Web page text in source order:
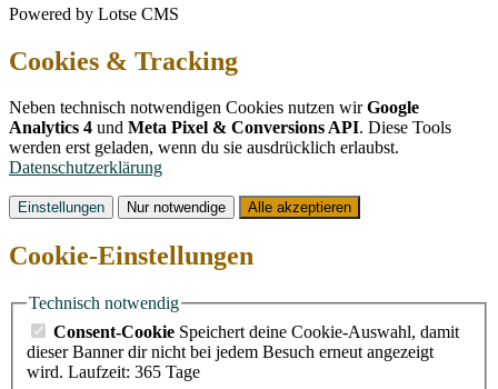
Powered by Lotse CMS
Cookies & Tracking
Neben technisch notwendigen Cookies nutzen wirGoogle
Analytics 4 und Meta Pixel & Conversions API. Diese Tools
werden erst geladen, wenn du sie ausdrücklich erlaubst.
Datenschutzerklärung
Einstellungen Nur notwendige Alle akzeptieren
Cookie-Einstellungen
Technisch notwendig
Consent-Cookie
dieser Banner dir nicht bei jedem Besuch erneut angezeigt
wird. Laufzeit: 365 Tage